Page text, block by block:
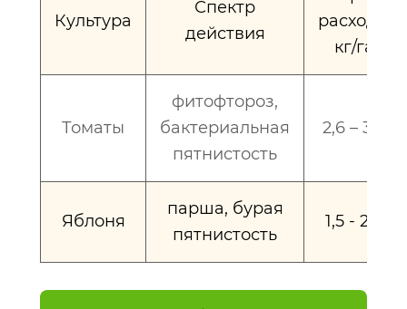
Культура
Спектр
действия
расхода,
кг/га
Томаты
фитофтороз,
бактериальная
пятнистость
2,6 – 3,0
Яблоня
парша, бурая
пятнистость
1,5 - 2,0